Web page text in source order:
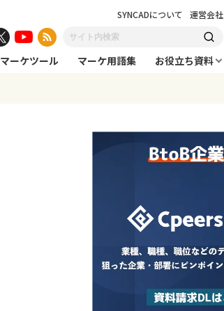
SYNCADについて 運営会社
マーケツール マーケ用語集
お役立ち資料